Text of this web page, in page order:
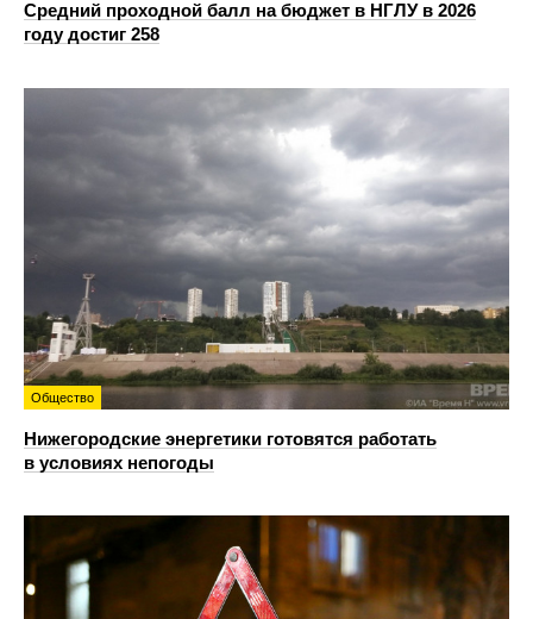
Средний проходной балл на бюджет в НГЛУ в 2026
году достиг 258
Общество
Нижегородские энергетики готовятся работать
в условиях непогоды